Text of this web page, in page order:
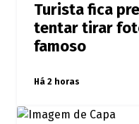
Turista fica
tentar tirar
famoso
Há 2 horas